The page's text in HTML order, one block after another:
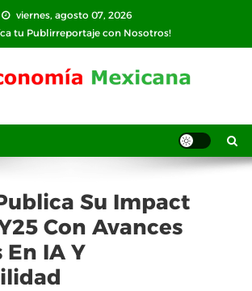
viernes, agosto 07, 2026
tu Publirreportaje con Nosotros!
Su Impact
Con Avances
IA Y